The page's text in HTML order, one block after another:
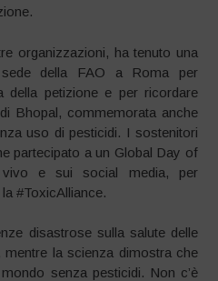
organizzazioni, ha tenuto una
sede della FAO a Roma per
della petizione e per ricordare
Bhopal, commemorata anche
uso di pesticidi. I sostenitori
partecipato a un Global Day of
vivo e sui social media, per
#ToxicAlliance.
disastrose sulla salute delle
mentre la scienza dimostra che
senza pesticidi. Non c’è